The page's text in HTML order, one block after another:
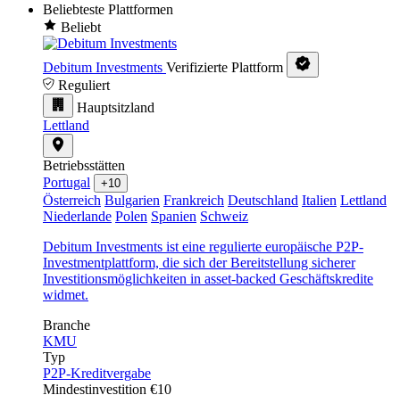
Beliebteste Plattformen
Beliebt
Debitum Investments Verifizierte Plattform
Reguliert
Hauptsitzland
Lettland
Betriebsstätten
Portugal
+10
Österreich Bulgarien Frankreich Deutschland Italien Lettland
Niederlande Polen Spanien Schweiz
Debitum Investments ist eine regulierte europäische P2P-
Investmentplattform, die sich der Bereitstellung sicherer
Investitionsmöglichkeiten in asset-backed Geschäftskredite
widmet.
Branche
KMU
Typ
P2P-Kreditvergabe
Mindestinvestition €10